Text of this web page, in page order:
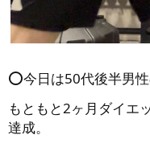
⭕️今日は50代後半男性
もともと2ヶ月ダイエ
達成。